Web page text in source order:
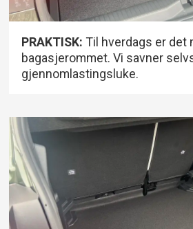
PRAKTISK: Til hverdags er det
bagasjerommet. Vi savner
gjennomlastingsluke.